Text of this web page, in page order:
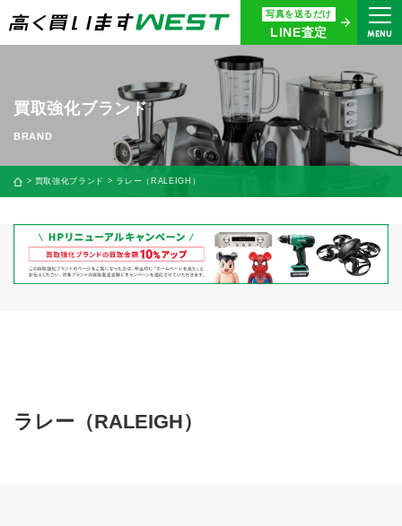
写真を送るだけ
LINE査定 MENU
まずはお気軽にお問い合わせ・
査定をご依頼ください
買取専用ダイヤル
0120-914-094
9:00〜18:30(年中無休)
24時間365日受付
買取に関する質問や相談もすぐにできて便利
簡単操作！LINE査定
買取強化ブランド
買取強化ブランド ラレー（RALEIGH）
ラレー（RALEIGH）